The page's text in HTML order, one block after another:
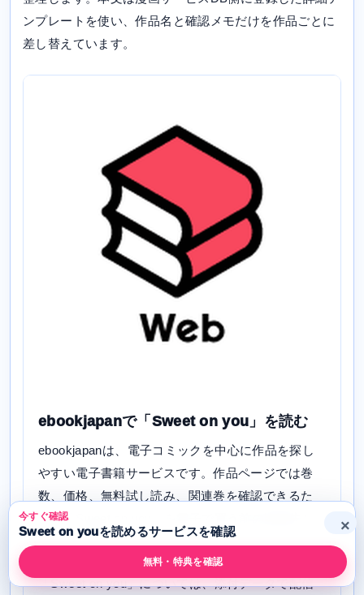
ンプレートを使い、作品名と確認メモだけを作品ごとに
差し替えています。
ebookjapanで「Sweet on you」を読む
ebookjapanは、電子コミックを中心に作品を探し
やすい電子書籍サービスです。作品ページでは巻
数、価格、無料試し読み、関連巻を確認できるた
め、「Sweet on you」を電子で買う前の比較先と
して使えます。
「Sweet on you」については、添付データで配信
今すぐ確認
Sweet on youを読めるサービスを確認
無料・特典を確認
×